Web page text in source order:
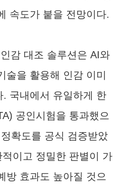
속도가 붙을 전망이다.
감 대조 솔루션은 AI와
술을 활용해 인감 이미
국내에서 유일하게 한
공인시험을 통과했으
확도를 공식 검증받았
이고 정밀한 판별이 가
방 효과도 높아질 것으